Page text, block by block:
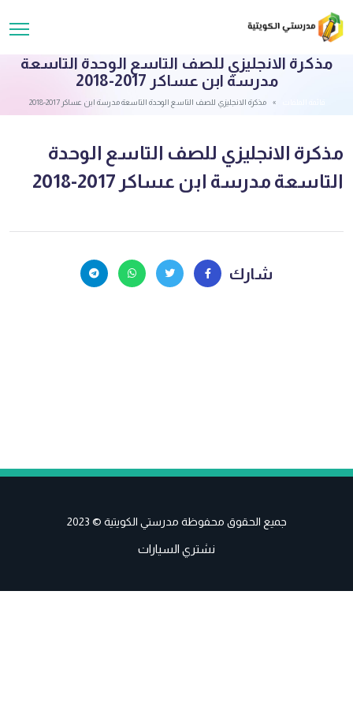
مذكرة الانجليزي للصف التاسع الوحدة التاسعة
مدرسة ابن عساكر 2017-2018
مذكرة الانجليزي للصف التاسع الوحدة التاسعة مدرسة ابن عساكر 2017-2018
مذكرة الانجليزي للصف التاسع الوحدة
التاسعة مدرسة ابن عساكر 2017-2018
شارك
جميع الحقوق محفوظة مدرستي الكويتية © 2023
نشتري السيارات